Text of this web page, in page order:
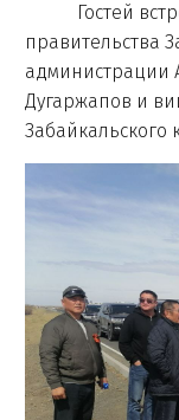
Гостей
правительства
администрации
Дугаржапов и
Забайкальского